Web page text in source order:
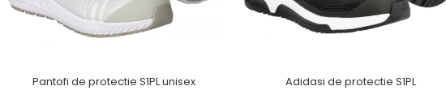
Pantofi de protectie S1PL unisex Adidasi de protectie S1PL